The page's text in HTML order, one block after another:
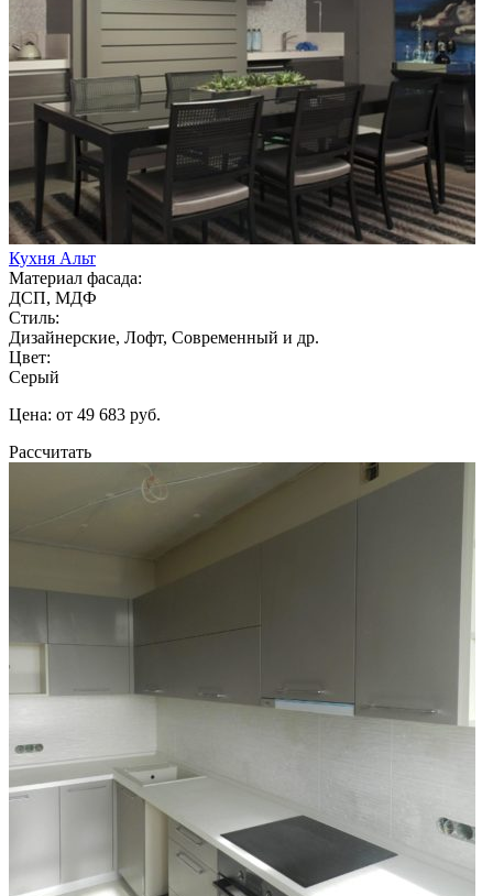
Кухня Альт
Материал фасада:
ДСП, МДФ
Стиль:
Дизайнерские, Лофт, Современный и др.
Цвет:
Серый
Цена: от 49 683 руб.
Рассчитать